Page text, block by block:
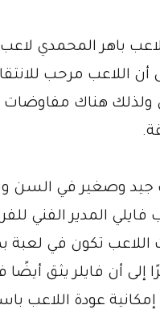
باهر المحمدي
اللاعب مرحب
ولذلك هناك
جيد وصغير في
المدير الفني
اللاعب تكون في لعبة
أن فايلر يثق أيضًا
عودة اللاعب